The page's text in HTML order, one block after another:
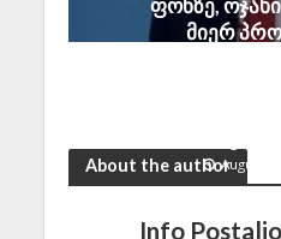
ფონზე,
მიერ
August 7,
About the author
Info